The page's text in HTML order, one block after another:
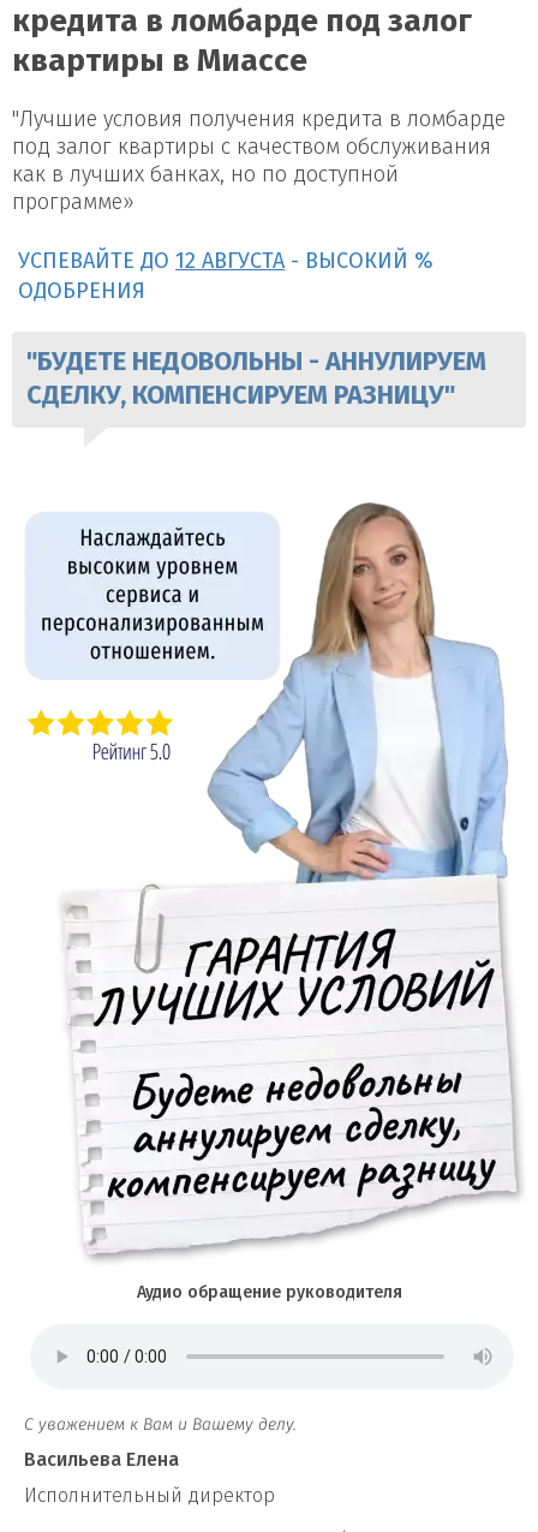
кредита в ломбарде под залог
квартиры в Миассе
"Лучшие условия получения кредита в ломбарде
под залог квартиры с качеством обслуживания
как в лучших банках, но по доступной
программе»
УСПЕВАЙТЕ ДО 12 АВГУСТА - ВЫСОКИЙ %
ОДОБРЕНИЯ
"БУДЕТЕ НЕДОВОЛЬНЫ - АННУЛИРУЕМ
СДЕЛКУ, КОМПЕНСИРУЕМ РАЗНИЦУ"
Аудио обращение руководителя
С уважением к Вам и Вашему делу.
Васильева Елена
И сполнительный директор